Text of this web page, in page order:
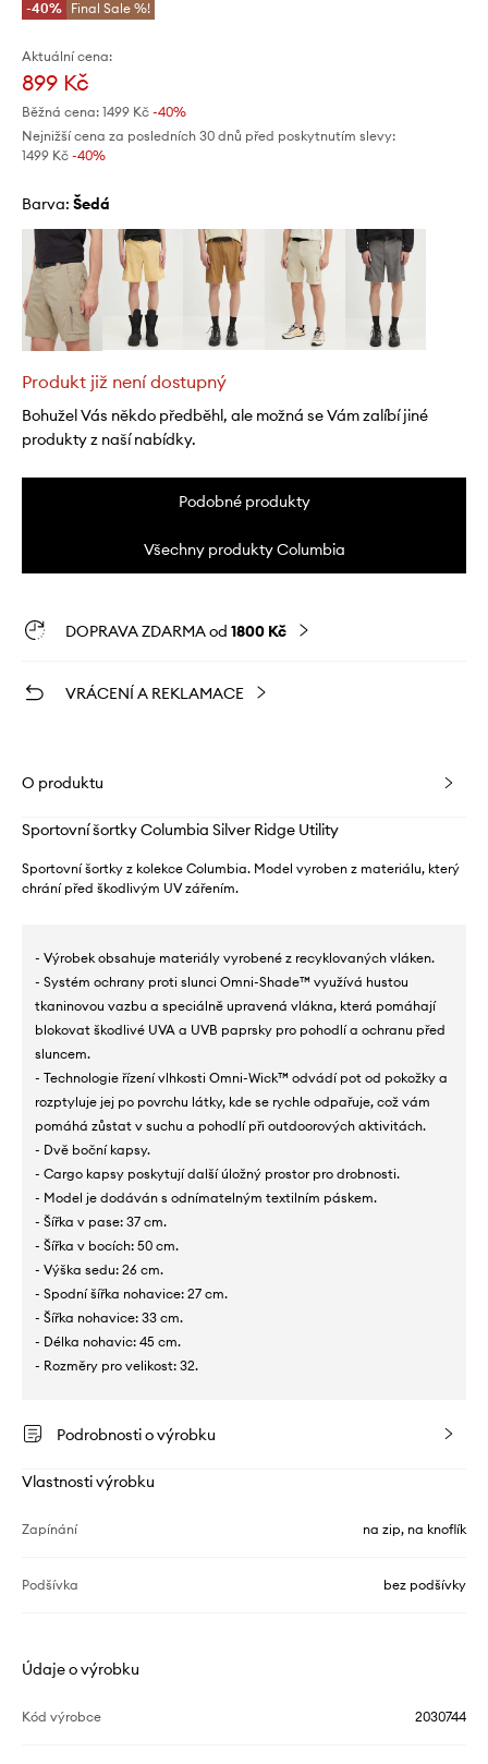
-40% Final Sale %!
Aktuální cena:
899 Kč
Běžná cena: 1499 Kč -40%
Nejnižší cena za posledních 30 dnů před poskytnutím slevy:
1499 Kč -40%
Barva: šedá
Produkt již není dostupný
Bohužel Vás někdo předběhl, ale možná se Vám zalíbí jiné
produkty z naší nabídky.
Podobné produkty
Všechny produkty Columbia
DOPRAVA ZDARMA od 1800 Kč
VRÁCENÍ A REKLAMACE
O produktu
Sportovní šortky Columbia Silver Ridge Utility
Sportovní šortky z kolekce Columbia. Model vyroben z materiálu, který
chrání před škodlivým UV zářením.
- Výrobek obsahuje materiály vyrobené z recyklovaných vláken.
- Systém ochrany proti slunci Omni-Shade™ využívá hustou
tkaninovou vazbu a speciálně upravená vlákna, která pomáhají
blokovat škodlivé UVA a UVB paprsky pro pohodlí a ochranu před
sluncem.
- Technologie řízení vlhkosti Omni-Wick™ odvádí pot od pokožky a
rozptyluje jej po povrchu látky, kde se rychle odpařuje, což vám
pomáhá zůstat v suchu a pohodlí při outdoorových aktivitách.
- Dvě boční kapsy.
- Cargo kapsy poskytují další úložný prostor pro drobnosti.
- Model je dodáván s odnímatelným textilním páskem.
- Šířka v pase: 37 cm.
- Šířka v bocích: 50 cm.
- Výška sedu: 26 cm.
- Spodní šířka nohavice: 27 cm.
- Šířka nohavice: 33 cm.
- Délka nohavic: 45 cm.
- Rozměry pro velikost: 32.
Podrobnosti o výrobku
Vlastnosti výrobku
Zapínání na zip, na knoflík
Podšívka bez podšívky
Údaje o výrobku
Kód výrobce 2030744